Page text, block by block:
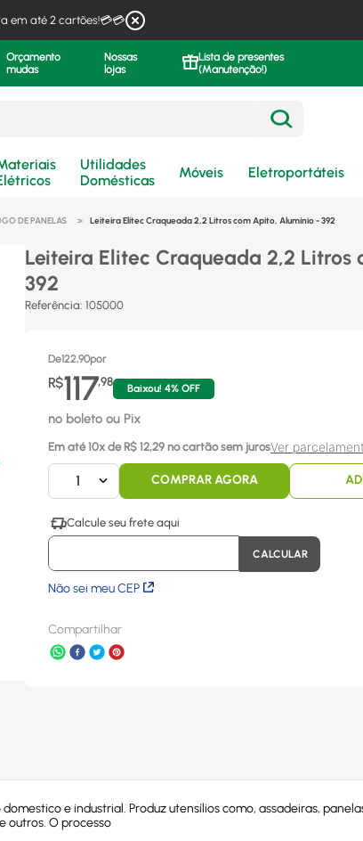
em até 2 cartões!💳💳
Orçamento
mudas
Nossas
lojas
Lista de presentes
(Manutenção!)
Utilidades
Domésticas
Móveis Eletroportáteis
DE PANELAS Leiteira Elitec Craqueada 2,2 Litros com Apito, Alumínio - 392
Leiteira Elitec Craqueada 2,2
392
Referência: 105000
De122,90por
R$117,98
Baixou! 4% OFF
no boleto ou Pix
Em até 10x de R$ 12,29 no cartão sem jurosVer
1 COMPRAR AGORA
Não sei meu CEP
Compartilhar
e industrial. Produz utensílios como, assadeiras,
outros. O processo